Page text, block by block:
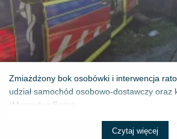
Zmiażdżony bok osobówki i interwencja
udział samochód osobowo-dostawczy oraz
(Mercedes Sprint...
Czytaj więcej